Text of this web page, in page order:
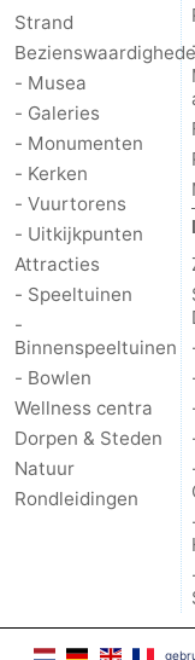
Strand
- Musea
- Galeries
- Monumenten
- Kerken
- Vuurtorens
- Uitkijkpunten
Attracties
- Speeltuinen
-
Binnenspeeltuinen
- Bowlen
Wellness centra
Dorpen & Steden
Natuur
Rondleidingen